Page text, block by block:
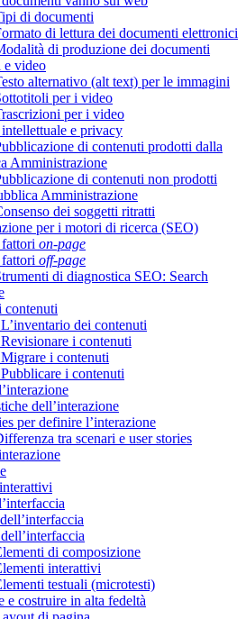
di documenti
di lettura dei documenti elettronici
di produzione dei documenti
e video
alternativo (alt text) per le immagini
per i video
per i video
e privacy
di contenuti prodotti dalla
Amministrazione
di contenuti non prodotti
Amministrazione
dei soggetti ritratti
per i motori di ricerca (SEO)
on-page
off-page
di diagnostica SEO: Search
contenuti
dei contenuti
i contenuti
i contenuti
i contenuti
dell’interazione
per definire l’interazione
tra scenari e user stories
di composizione
interattivi
testuali (microtesti)
e costruire in alta fedeltà